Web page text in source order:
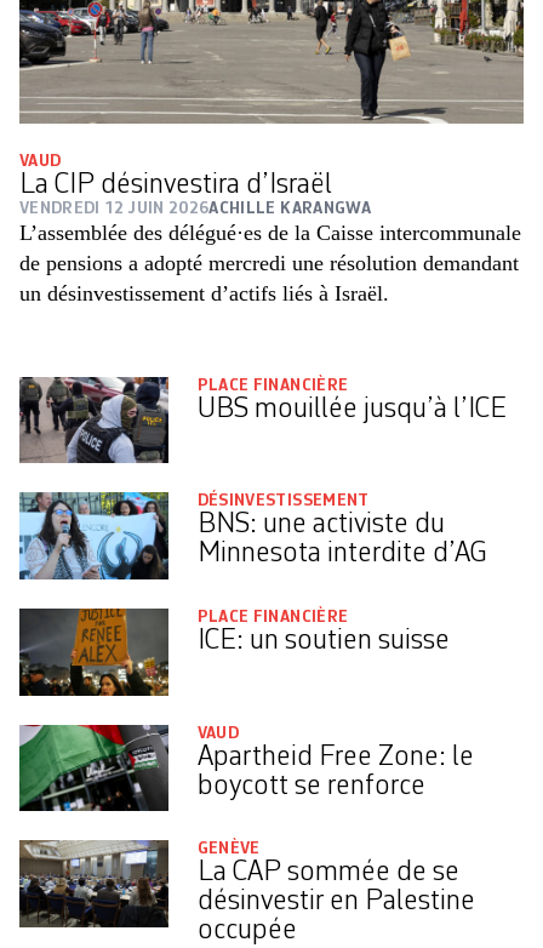
VAUD
La CIP désinvestira d’Israël
VENDREDI 12 JUIN 2026ACHILLE KARANGWA
L’assemblée des délégué·es de la Caisse intercommunale
de pensions a adopté mercredi une résolution demandant
un désinvestissement d’actifs liés à Israël.
PLACE FINANCIÈRE
UBS mouillée jusqu’à l’ICE
DÉSINVESTISSEMENT
BNS: une activiste du
Minnesota interdite d’AG
PLACE FINANCIÈRE
ICE: un soutien suisse
VAUD
Apartheid Free Zone: le
boycott se renforce
GENÈVE
La CAP sommée de se
désinvestir en Palestine
occupée